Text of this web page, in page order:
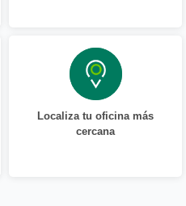
Localiza tu oficina más
cercana